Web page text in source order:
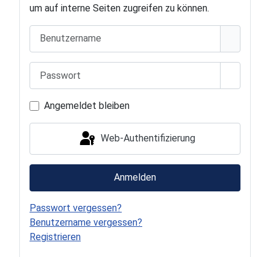
um auf interne Seiten zugreifen zu können.
Angemeldet bleiben
Web-Authentifizierung
Anmelden
Passwort vergessen?
Benutzername vergessen?
Registrieren